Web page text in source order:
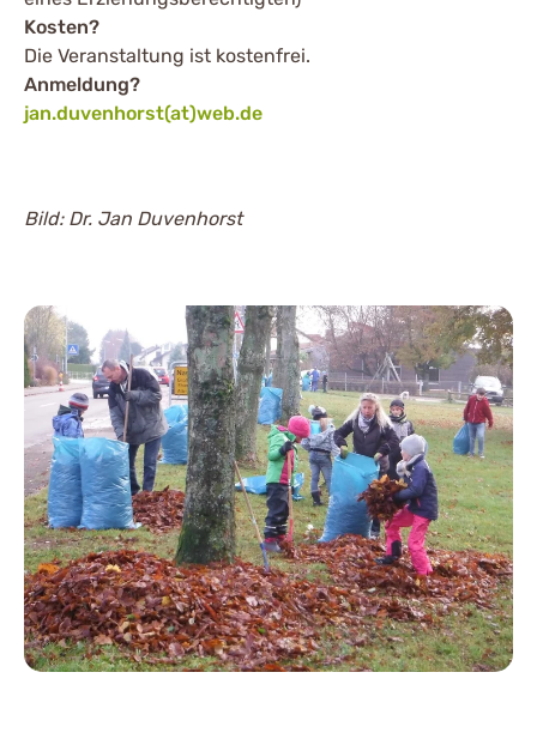
Kosten?
Die Veranstaltung ist kostenfrei.
Anmeldung?
jan.duvenhorst(at)web.de
Bild: Dr. Jan Duvenhorst